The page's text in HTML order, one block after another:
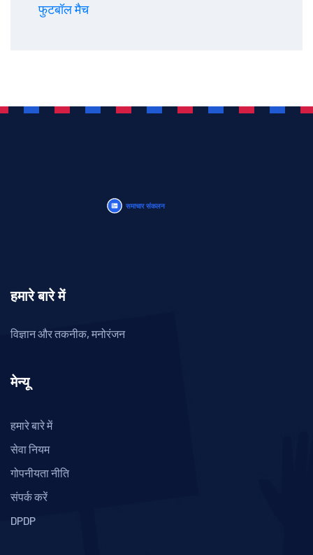
फुटबॉल मैच
हमारे बारे में
विज्ञान और तकनीक, मनोरंजन
मेन्यू
हमारे बारे में
सेवा नियम
गोपनीयता नीति
संपर्क करें
DPDP